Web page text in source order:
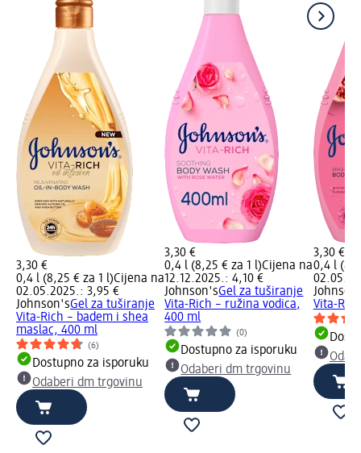
3,30 €
0,4 l (8,25 € za 1 l)Cijena na
02.05.2025.: 3,95 €
Johnson'sGel za tuširanje
Vita-Rich – badem i shea
maslac, 400 ml
(6)
Dostupno za isporuku
Odaberi dm trgovinu
3,30 €
0,4 l (8,25 € za 1 l)Cijena na
12.12.2025.: 4,10 €
Johnson'sGel za tuširanje
Vita-Rich – ružina vodica,
400 ml
(0)
Dostupno za isporuku
Odaberi dm trgovinu
3,30 €
0,4 l
Vita-